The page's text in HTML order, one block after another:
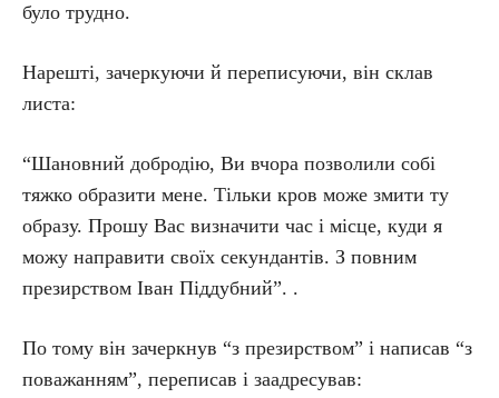
було трудно.
Нарешті, зачеркуючи й переписуючи, він склав
листа:
“Шановний добродію, Ви вчора позволили собі
тяжко образити мене. Тільки кров може змити ту
образу. Прошу Вас визначити час і місце, куди я
можу направити своїх секундантів. З повним
презирством Іван Піддубний”. .
По тому він зачеркнув “з презирством” і написав “з
поважанням”, переписав і заадресував: